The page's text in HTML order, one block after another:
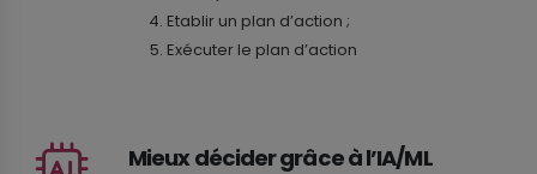
Etablir un plan d’action ;
Exécuter le plan d’action
Mieux décider grâce à l’IA/ML